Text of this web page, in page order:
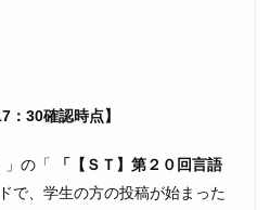
：30確認時点】
」の「
【ＳＴ】第２０回言語
で、学生の方の投稿が始まった